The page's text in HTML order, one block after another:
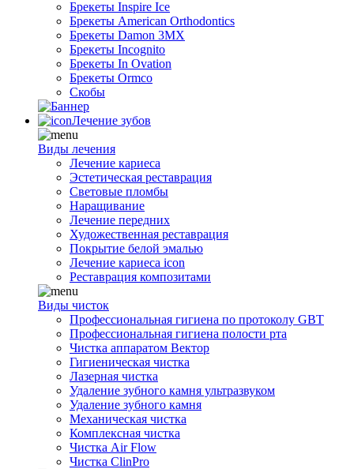
Брекеты Inspire Ice
Брекеты American Orthodontics
Брекеты Damon 3MX
Брекеты Incognito
Брекеты In Ovation
Брекеты Ormco
Скобы
Лечение зубов
Виды лечения
Лечение кариеса
Эстетическая реставрация
Световые пломбы
Наращивание
Лечение передних
Художественная реставрация
Покрытие белой эмалью
Лечение кариеса icon
Реставрация композитами
Виды чисток
Профессиональная гигиена по протоколу GBT
Профессиональная гигиена полости рта
Чистка аппаратом Вектор
Гигиеническая чистка
Лазерная чистка
Удаление зубного камня ультразвуком
Удаление зубного камня
Механическая чистка
Комплексная чистка
Чистка Air Flow
Чистка ClinPro